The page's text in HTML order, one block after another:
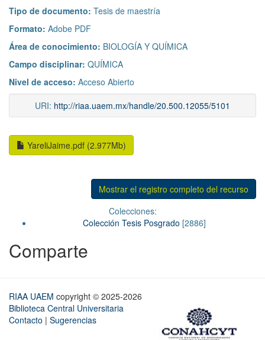
Tipo de documento: Tesis de maestría
Formato: Adobe PDF
Área de conocimiento: BIOLOGÍA Y QUÍMICA
Campo disciplinar: QUÍMICA
Nivel de acceso: Acceso Abierto
URI: http://riaa.uaem.mx/handle/20.500.12055/5101
YareliJaime.pdf (2.977Mb)
Mostrar el registro completo del recurso
Colecciones:
Colección Tesis Posgrado [2886]
Comparte
RIAA UAEM copyright © 2025-2026
Biblioteca Central Universitaria
Contacto | Sugerencias